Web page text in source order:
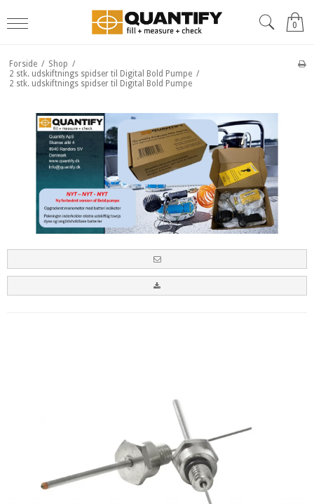
0
Forside / Shop /
2 stk. udskiftnings spidser til Digital Bold Pumpe /
2 stk. udskiftnings spidser til Digital Bold Pumpe